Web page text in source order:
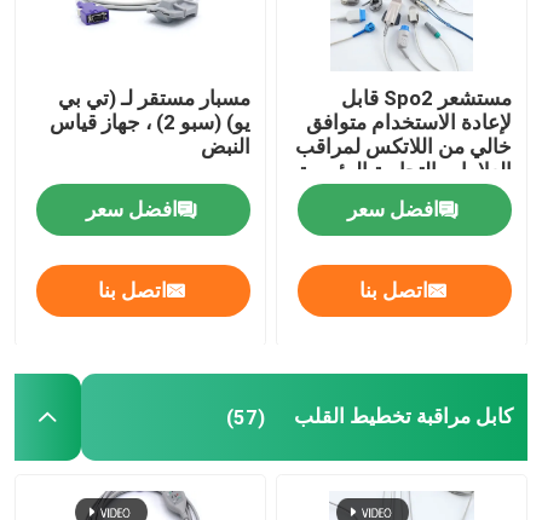
مستشعر Spo2 قابل
لإعادة الاستخدام متوافق
خالي من اللاتكس لمراقب
العلامات التجارية الرئيسية
افضل سعر
اتصل بنا
مسبار مستقر لـ (تي بي
يو) (سبو 2) ، جهاز قياس
النبض
افضل سعر
اتصل بنا
كابل مراقبة تخطيط القلب (57)